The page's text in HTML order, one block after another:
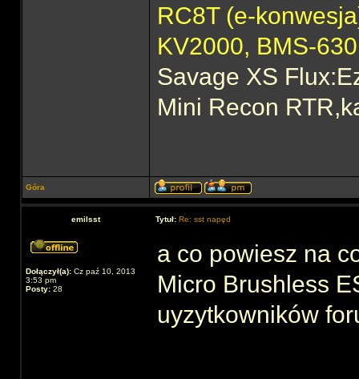
RC8T (e-
KV2000, BMS-
Savage XS
Mini Recon
Góra
emilsst Tytuł: Re: sst napęd
Dołączył(a): Cz paź 10, 2013
3:53 pm
Posty: 28
a co powiesz na
Micro Brushless
uyzytkowników